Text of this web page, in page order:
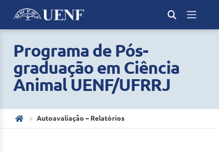
Programa de Pós-
graduação em Ciência
Animal UENF/UFRRJ
Autoavaliação – Relatórios